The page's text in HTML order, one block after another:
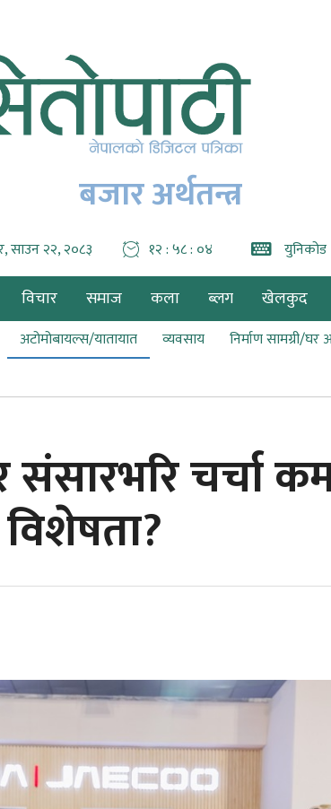
बजार अर्थतन्त्र
साउन २२, २०८३ १२ : ५८ : ०५ युनिकोड
विचार समाज कला ब्लग खेलकुद
अटोमोबायल्स/यातायात व्यवसाय निर्माण सामग्री/
संसारभरि चर्चा